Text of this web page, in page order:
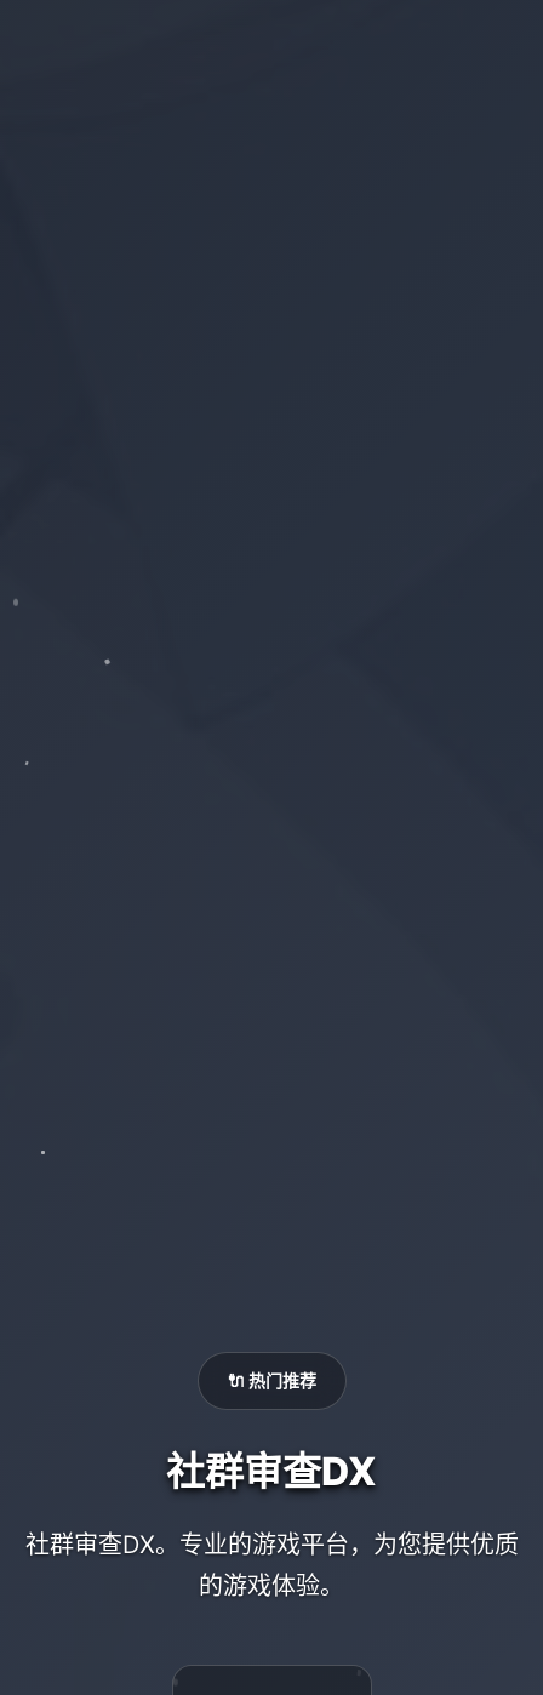
🔌 热门推荐
社群审查DX
社群审查DX。专业的游戏平台，为您提供优质
的游戏体验。